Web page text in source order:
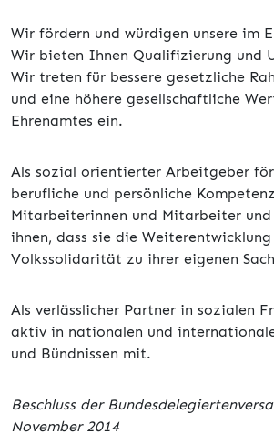
Wir fördern und würdigen unsere im
Wir bieten Ihnen Qualifizierung und
Wir treten für bessere gesetzliche
und eine höhere gesellschaftliche
Ehrenamtes ein.
Als sozial orientierter Arbeitgeber
berufliche und persönliche
Mitarbeiterinnen und Mitarbeiter und
ihnen, dass sie die
Volkssolidarität zu ihrer eigenen
Als verlässlicher Partner in sozialen
aktiv in nationalen und
und Bündnissen mit.
Beschluss der
November 2014